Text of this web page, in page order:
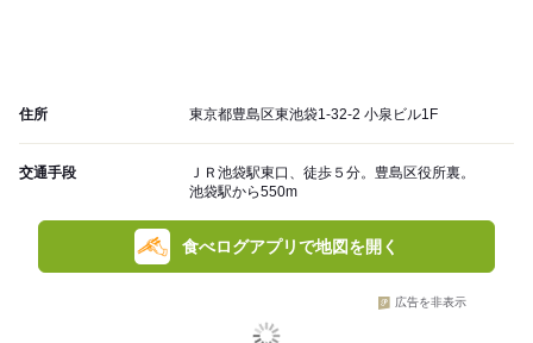
住所 東京都豊島区東池袋1-32-2 小泉ビル1F
交通手段
ＪＲ池袋駅東口、徒歩５分。豊島区役所裏。
池袋駅から550m
食べログアプリで地図を開く
広告を非表示